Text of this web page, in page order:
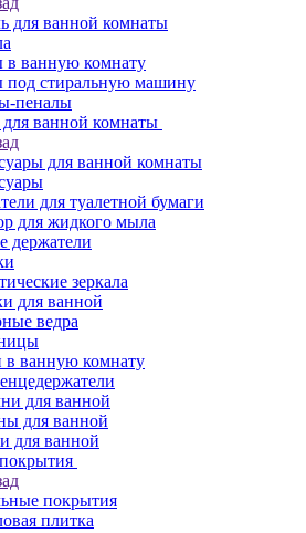
для ванной комнаты
в ванную комнату
под стиральную машину
пеналы
ванной комнаты
для ванной комнаты
для туалетной бумаги
для жидкого мыла
держатели
зеркала
для ванной
ведра
в ванную комнату
для ванной
для ванной
для ванной
покрытия
плитка